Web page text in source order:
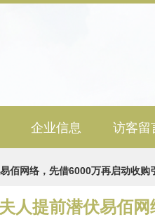
企业信息 访客留
佰网络，先借6000万再启动收购
人提前潜伏易佰